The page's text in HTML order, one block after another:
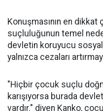
Konuşmasının en
suçluluğunun temel
devletin koruyucu
yalnızca cezaları
"Hiçbir çocuk suçlu
karışıyorsa burada
vardır." diyen Kanko,